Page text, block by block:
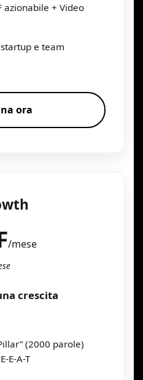
azionabile + Video
e team
ora
/mese
crescita
(2000 parole)
E-A-T